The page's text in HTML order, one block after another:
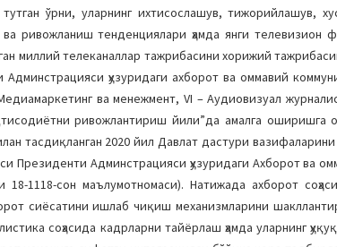
ўрни, уларнинг ихтисослашув, тижорийлашув,
ривожланиш тенденциялари ҳамда янги телевизион
миллий телеканаллар тажрибасини хорижий
ҳузуридаги ахборот ва оммавий
ва менежмент, VI – Аудиовизуал
ривожлантириш йили”да амалга оширишга
тасдиқланган 2020 йил Давлат дастури
Президенти Админстрацияси ҳузуридаги Ахборот ва
18-1118-сон маълумотномаси). Натижада ахборот
сиёсатини ишлаб чиқиш механизмларини
соҳасида кадрларни тайёрлаш ҳамда уларнинг